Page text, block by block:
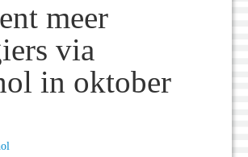
meer
via
in oktober